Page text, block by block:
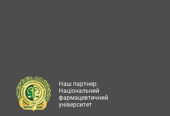
Наш партнер:
Національний
фармацевтичний
університет